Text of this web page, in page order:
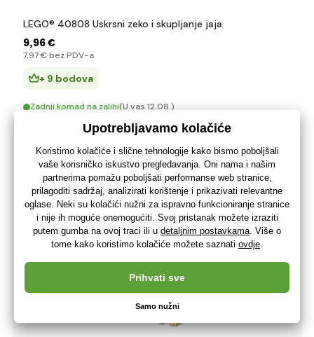
LEGO® 40808 Uskrsni zeko i skupljanje jaja
9,96 €
7,97 € bez PDV-a
+ 9 bodova
Zadnji komad na zalihi(U vas 12.08.)